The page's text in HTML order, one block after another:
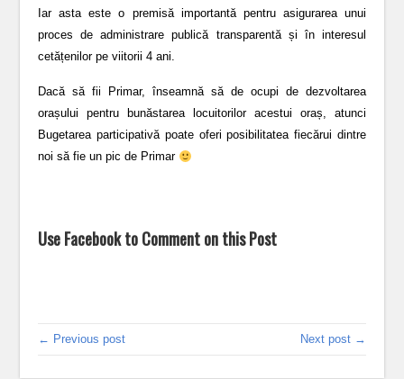
Iar asta este o premisă importantă pentru asigurarea unui
proces de administrare publică transparentă și în interesul
cetățenilor pe viitorii 4 ani.
Dacă să fii Primar, înseamnă să de ocupi de dezvoltarea
orașului pentru bunăstarea locuitorilor acestui oraș, atunci
Bugetarea participativă poate oferi posibilitatea fiecărui dintre
noi să fie un pic de Primar
Use Facebook to Comment on this Post
← Previous post Next post →